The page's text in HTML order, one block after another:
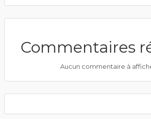
Commentaires
Aucun commentaire à